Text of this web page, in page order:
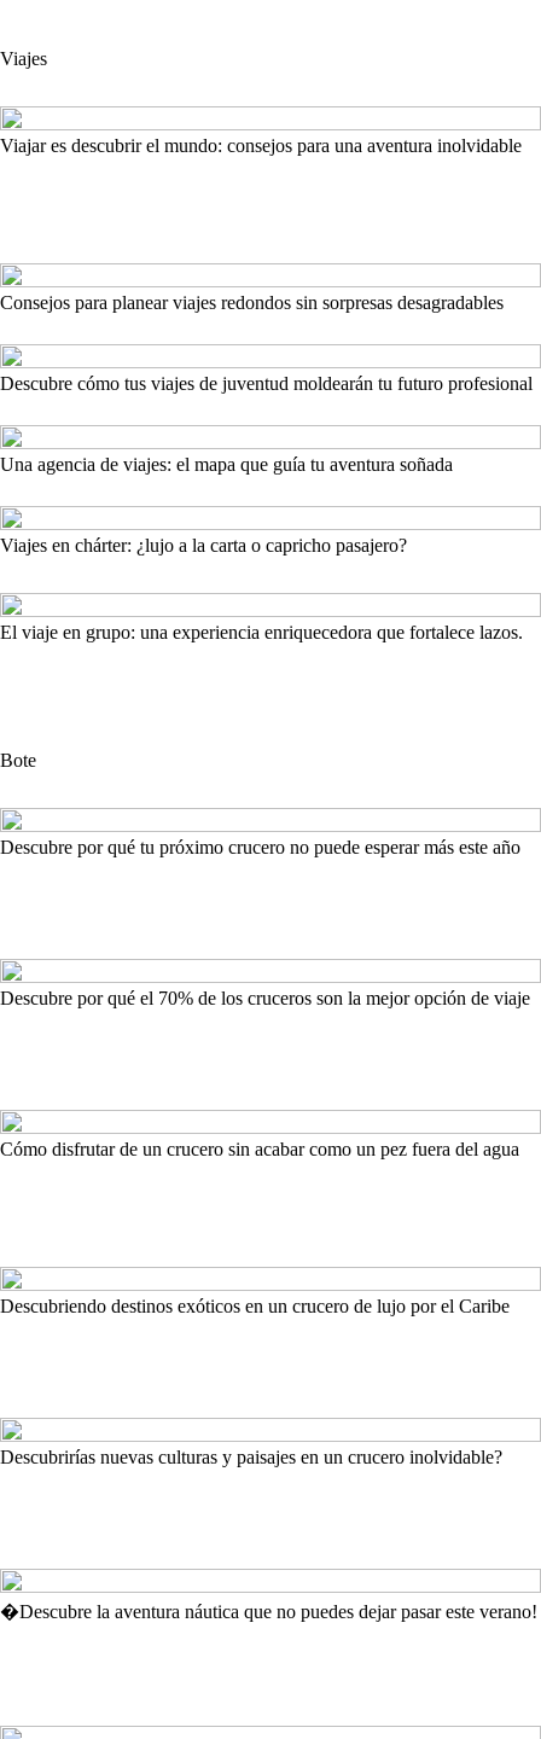
Viajes
Viajar es descubrir el mundo: consejos para una aventura inolvidable
Consejos para planear viajes redondos sin sorpresas desagradables
Descubre cómo tus viajes de juventud moldearán tu futuro profesional
Una agencia de viajes: el mapa que guía tu aventura soñada
Viajes en chárter: ¿lujo a la carta o capricho pasajero?
El viaje en grupo: una experiencia enriquecedora que fortalece lazos.
Bote
Descubre por qué tu próximo crucero no puede esperar más este año
Descubre por qué el 70% de los cruceros son la mejor opción de viaje
Cómo disfrutar de un crucero sin acabar como un pez fuera del agua
Descubriendo destinos exóticos en un crucero de lujo por el Caribe
Descubrirías nuevas culturas y paisajes en un crucero inolvidable?
�Descubre la aventura náutica que no puedes dejar pasar este verano!